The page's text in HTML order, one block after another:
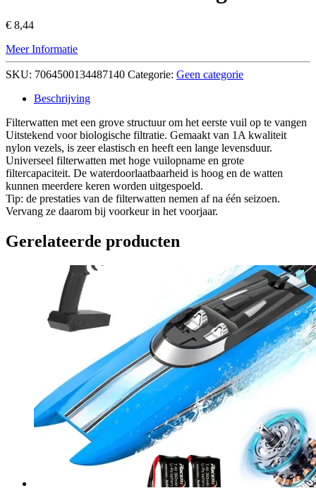
€ 8,44
Meer Informatie
SKU: 7064500134487140 Categorie: Geen categorie
Beschrijving
Filterwatten met een grove structuur om het eerste vuil op te vangen
Uitstekend voor biologische filtratie. Gemaakt van 1A kwaliteit
nylon vezels, is zeer elastisch en heeft een lange levensduur.
Universeel filterwatten met hoge vuilopname en grote
filtercapaciteit. De waterdoorlaatbaarheid is hoog en de watten
kunnen meerdere keren worden uitgespoeld.
Tip: de prestaties van de filterwatten nemen af na één seizoen.
Vervang ze daarom bij voorkeur in het voorjaar.
Gerelateerde producten